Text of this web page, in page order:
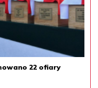
22 ofiary